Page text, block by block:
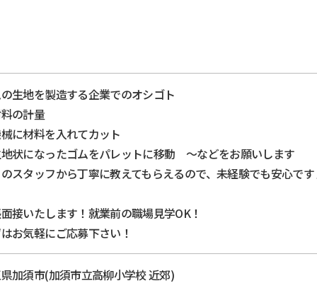
生地を製造する企業でのオシゴト
料の計量
械に材料を入れてカット
地状になったゴムをパレットに移動 ～などをお願いします
スタッフから丁寧に教えてもらえるので、未経験でも安心で
接いたします！就業前の職場見学OK！
お気軽にご応募下さい！
加須市(加須市立高柳小学校 近郊)